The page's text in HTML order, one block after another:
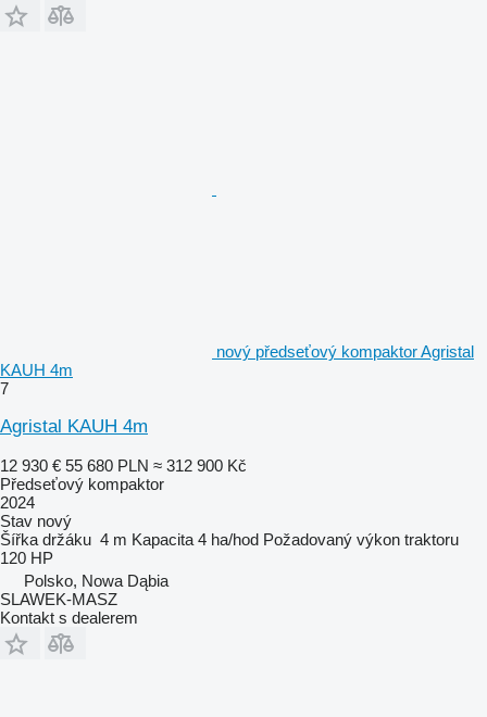
nový předseťový kompaktor Agristal
KAUH 4m
7
Agristal KAUH 4m
12 930 € 55 680 PLN ≈ 312 900 Kč
Předseťový kompaktor
2024
Stav nový
Šířka držáku 4 m Kapacita 4 ha/hod Požadovaný výkon traktoru
120 HP
Polsko, Nowa Dąbia
SLAWEK-MASZ
Kontakt s dealerem